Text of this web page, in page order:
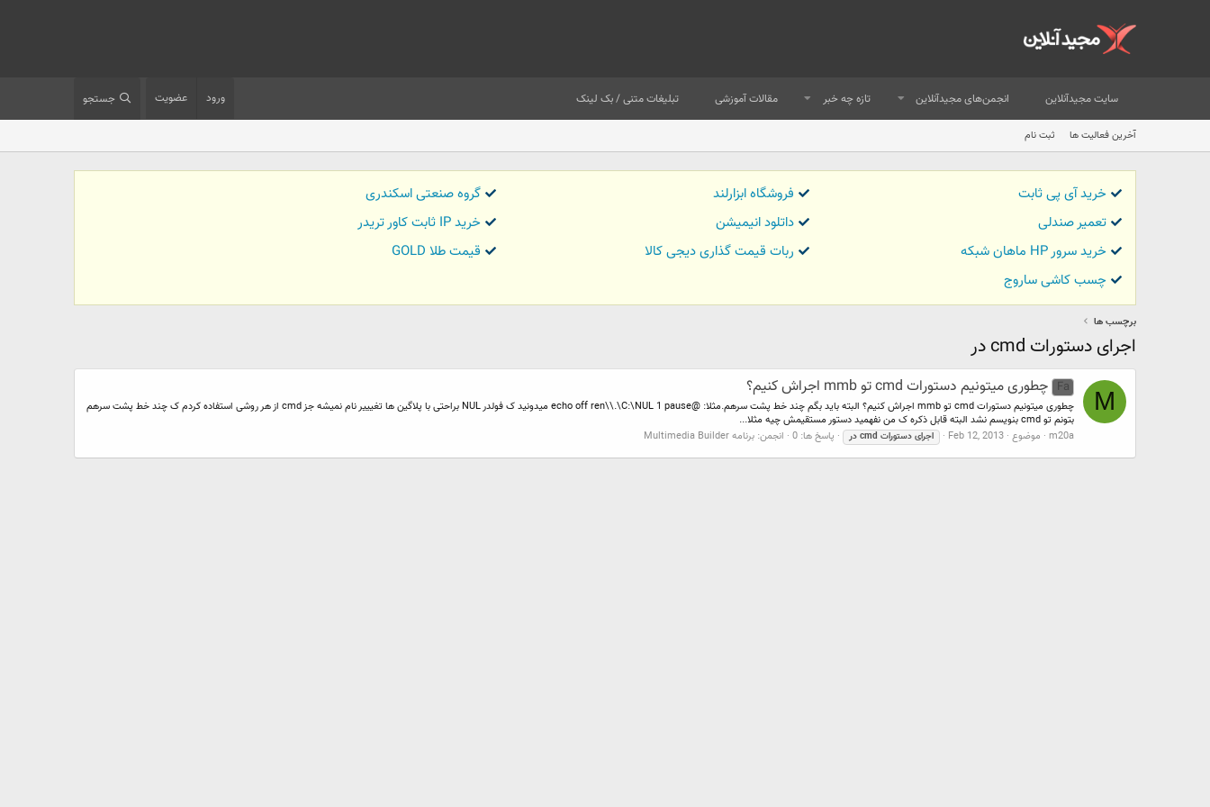
سایت مجیدآنلاین انجمن‌های مجیدآنلاین تازه چه خبر مقالات آموزشی تبلیغات متنی / بک لینک ورود عضویت جستجو
آخرین فعالیت ها ثبت نام
خرید آی پی ثابت فروشگاه ابزارلند
گروه صنعتی اسکندری
تعمیر صندلی
داتلود انیمیشن
خرید IP ثابت کاور تریدر
خرید سرور HP ماهان شبکه
ربات قیمت گذاری دیجی کالا
قیمت طلا GOLD
چسب کاشی ساروج
برچسب ها
اجرای دستورات cmd در
M
Fa چطوری میتونیم دستورات cmd تو mmb اجراش کنیم؟
چطوری میتونیم دستورات cmd تو mmb اجراش کنیم؟ البته باید بگم چند خط پشت سرهم.مثلا: @echo off ren\\.\C:\NUL 1 pause میدونید ک فولدر NUL براحتی با پلاگین ها تغیییر نام نمیشه جز cmd از هر روشی استفاده کردم ک چند خط پشت سرهم
بتونم تو cmd بنویسم نشد البته قابل ذکره ک من نفهمید دستور مستقیمش چیه مثلا...
m20a موضوع Feb 12, 2013 اجرای دستورات cmd در پاسخ ها: 0 انجمن: برنامه Multimedia Builder